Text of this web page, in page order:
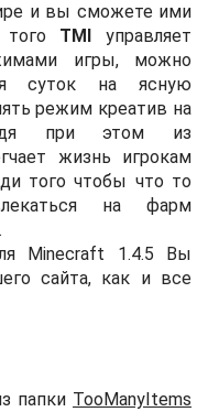
и вы сможете ими
того TMI управляет
игры, можно
суток на ясную
режим креатив на
при этом из
жизнь игрокам
того чтобы что то
на фарм
Minecraft 1.4.5 Вы
сайта, как и все
папки TooManyItems